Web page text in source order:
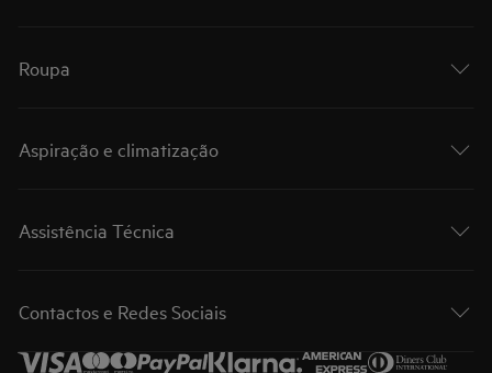
Roupa
Aspiração e climatização
Assistência Técnica
Contactos e Redes Sociais